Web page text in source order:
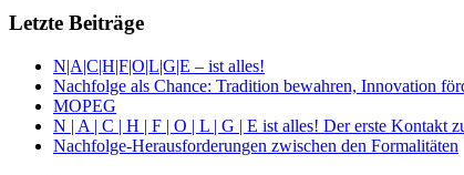
Letzte Beiträge
N|A|C|H|F|O|L|G|E – ist alles!
Nachfolge als Chance: Tradition bewahren, Innovation
MOPEG
N | A | C | H | F | O | L | G | E ist alles! Der erste Kontakt
Nachfolge-Herausforderungen zwischen den Formalitäten